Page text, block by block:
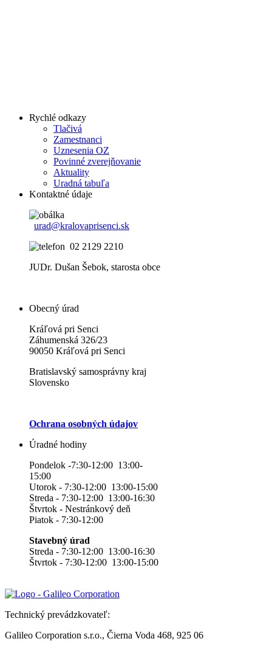
Rychlé odkazy
Tlačivá
Zamestnanci
Uznesenia OZ
Povinné zverejňovanie
Aktuality
Uradná tabuľa
Kontaktné údaje
urad@kralovaprisenci.sk
02 2129 2210
JUDr. Dušan Šebok, starosta obce
Obecný úrad
Kráľová pri Senci
Záhumenská 326/23
90050 Kráľová pri Senci
Bratislavský samosprávny kraj
Slovensko
Ochrana osobných údajov
Úradné hodiny
Pondelok -7:30-12:00 13:00-
15:00
Utorok - 7:30-12:00 13:00-15:00
Streda - 7:30-12:00 13:00-16:30
Štvrtok - Nestránkový deň
Piatok - 7:30-12:00
Stavebný úrad
Streda - 7:30-12:00 13:00-16:30
Štvrtok - 7:30-12:00 13:00-15:00
Technický prevádzkovateľ:
Galileo Corporation s.r.o., Čierna Voda 468, 925 06